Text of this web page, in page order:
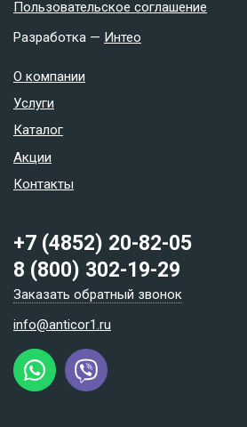
Пользовательское соглашение
Разработка — Интео
О компании
Услуги
Каталог
Акции
Контакты
+7 (4852) 20-82-05
8 (800) 302-19-29
Заказать обратный звонок
info@anticor1.ru